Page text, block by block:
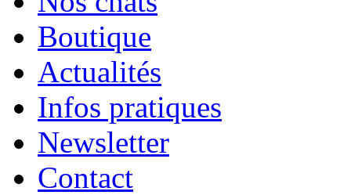
Boutique
Actualités
Infos pratiques
Newsletter
Contact